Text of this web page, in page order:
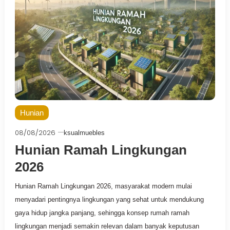
Hunian
08/08/2026 ksualmuebles
Hunian Ramah Lingkungan
2026
Hunian Ramah Lingkungan 2026, masyarakat modern mulai
menyadari pentingnya lingkungan yang sehat untuk mendukung
gaya hidup jangka panjang, sehingga konsep rumah ramah
lingkungan menjadi semakin relevan dalam banyak keputusan